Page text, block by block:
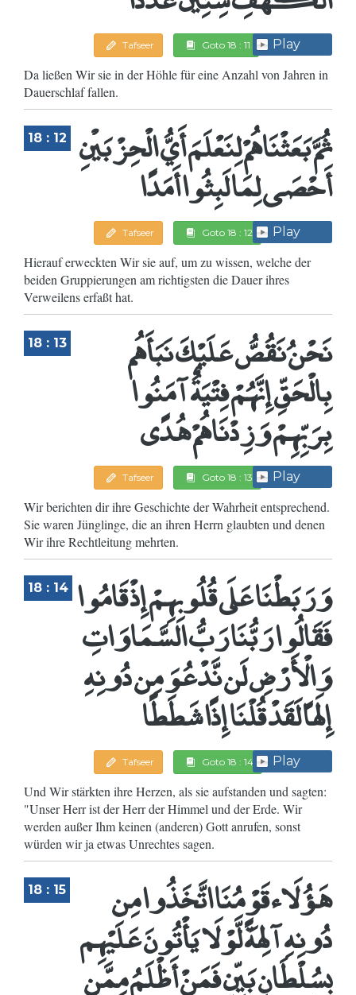
Tafseer Goto 18 : 11 Play
Da ließen Wir sie in der Höhle für eine Anzahl von Jahren in
Dauerschlaf fallen.
18 : 12 ثُمَّ بَعَثْنَاهُمْ لِنَعْلَمَ أَيُّ الْحِزْبَيْنِ
أَحْصَى لِمَا لَبِثُوا أَمَدًا
Tafseer Goto 18 : 12 Play
Hierauf erweckten Wir sie auf, um zu wissen, welche der
beiden Gruppierungen am richtigsten die Dauer ihres
Verweilens erfaßt hat.
18 : 13 نَحْنُ نَقُصُّ عَلَيْكَ نَبَأَهُم
بِالْحَقِّ إِنَّهُمْ فِتْيَةٌ آمَنُوا
بِرَبِّهِمْ وَزِدْنَاهُمْ هُدًى
Tafseer Goto 18 : 13 Play
Wir berichten dir ihre Geschichte der Wahrheit entsprechend.
Sie waren Jünglinge, die an ihren Herrn glaubten und denen
Wir ihre Rechtleitung mehrten.
18 : 14 وَرَبَطْنَا عَلَى قُلُوبِهِمْ إِذْ قَامُوا
فَقَالُوا رَبُّنَا رَبُّ السَّمَاوَاتِ
وَالْأَرْضِ لَن نَّدْعُوَ مِن دُونِهِ
إِلَهًا لَقَدْ قُلْنَا إِذًا شَطَطًا
Tafseer Goto 18 : 14 Play
Und Wir stärkten ihre Herzen, als sie aufstanden und sagten:
"Unser Herr ist der Herr der Himmel und der Erde. Wir
werden außer Ihm keinen (anderen) Gott anrufen, sonst
würden wir ja etwas Unrechtes sagen.
18 : 15 هَؤُلَاء قَوْمُنَا اتَّخَذُوا مِن
دُونِهِ آلِهَةً لَّوْلَا يَأْتُونَ عَلَيْهِم
بِسُلْطَانٍ بَيِّنٍ فَمَنْ أَظْلَمُ مِمَّنِ